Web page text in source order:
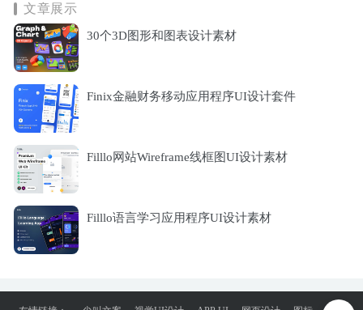
文章展示
30个3D图形和图表设计素材
Finix金融财务移动应用程序UI设计套件
Filllo网站Wireframe线框图UI设计素材
Filllo语言学习应用程序UI设计素材